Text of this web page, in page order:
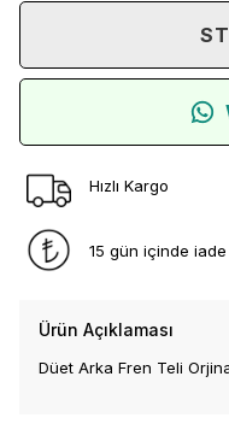
Hızlı Kargo
15 gün içinde
Ürün Açıklaması
Düet Arka Fren Teli